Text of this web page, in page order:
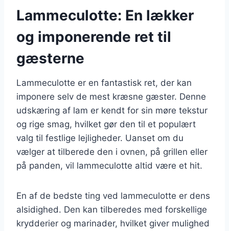
Lammeculotte: En lækker
og imponerende ret til
gæsterne
Lammeculotte er en fantastisk ret, der kan
imponere selv de mest kræsne gæster. Denne
udskæring af lam er kendt for sin møre tekstur
og rige smag, hvilket gør den til et populært
valg til festlige lejligheder. Uanset om du
vælger at tilberede den i ovnen, på grillen eller
på panden, vil lammeculotte altid være et hit.
En af de bedste ting ved lammeculotte er dens
alsidighed. Den kan tilberedes med forskellige
krydderier og marinader, hvilket giver mulighed